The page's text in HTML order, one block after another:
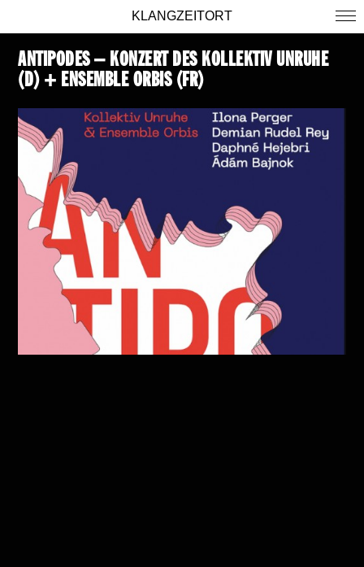
KLANGZEITORT
ANTIPODES – KONZERT DES KOLLEKTIV UNRUHE
(D) + ENSEMBLE ORBIS (FR)